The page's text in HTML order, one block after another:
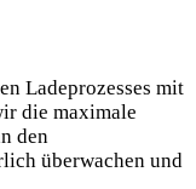
Ladeprozesses mit
‍die maximale
den
überwachen und